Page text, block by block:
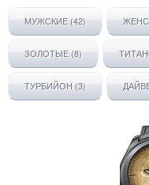
МУЖСКИЕ (42)
ЗОЛОТЫЕ (8)
ТУРБИЙОН (3)